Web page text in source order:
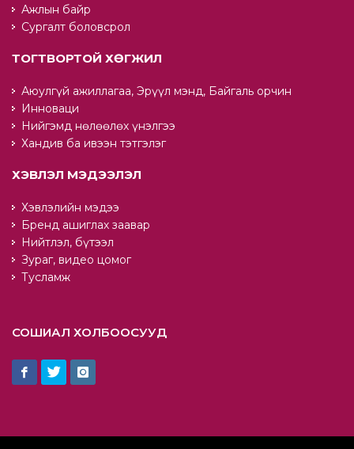
Ажлын байр
Сургалт боловсрол
ТОГТВОРТОЙ ХӨГЖИЛ
Аюулгүй ажиллагаа, Эрүүл мэнд, Байгаль орчин
Инноваци
Нийгэмд нөлөөлөх үнэлгээ
Хандив ба ивээн тэтгэлэг
ХЭВЛЭЛ МЭДЭЭЛЭЛ
Хэвлэлийн мэдээ
Бренд ашиглах заавар
Нийтлэл, бүтээл
Зураг, видео цомог
Тусламж
СОШИАЛ ХОЛБООСУУД